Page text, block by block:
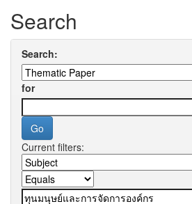
Search
Search:
for
Current filters: